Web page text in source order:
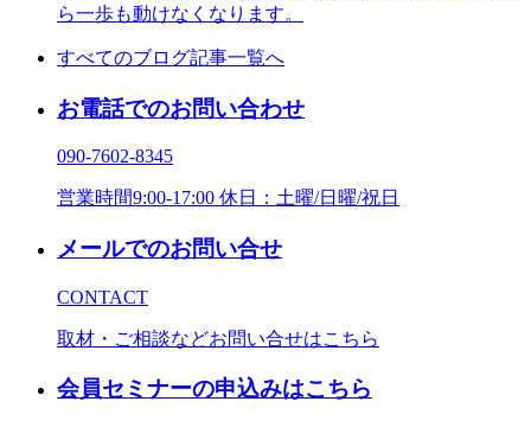
ら一歩も動けなくなります。
すべてのブログ記事一覧へ
お電話でのお問い合わせ
090-7602-8345
営業時間9:00-17:00 休日：土曜/日曜/祝日
メールでのお問い合せ
CONTACT
取材・ご相談などお問い合せはこちら
会員セミナーの申込みはこちら